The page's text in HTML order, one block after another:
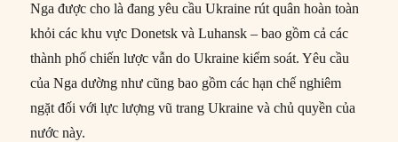
Nga được cho là đang yêu cầu Ukraine rút quân hoàn toàn
khỏi các khu vực Donetsk và Luhansk – bao gồm cả các
thành phố chiến lược vẫn do Ukraine kiểm soát. Yêu cầu
của Nga dường như cũng bao gồm các hạn chế nghiêm
ngặt đối với lực lượng vũ trang Ukraine và chủ quyền của
nước này.